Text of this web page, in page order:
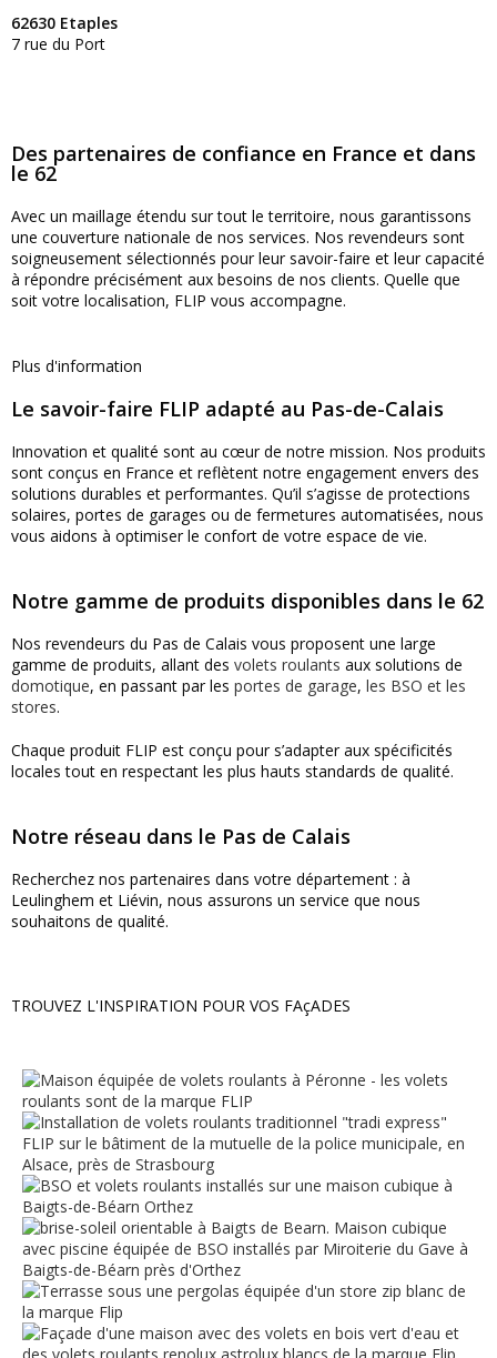
62630 Etaples
7 rue du Port
Des partenaires de confiance en France et dans
le 62
Avec un maillage étendu sur tout le territoire, nous garantissons
une couverture nationale de nos services. Nos revendeurs sont
soigneusement sélectionnés pour leur savoir-faire et leur capacité
à répondre précisément aux besoins de nos clients. Quelle que
soit votre localisation, FLIP vous accompagne.
Plus d'information
Le savoir-faire FLIP adapté au Pas-de-Calais
Innovation et qualité sont au cœur de notre mission. Nos produits
sont conçus en France et reflètent notre engagement envers des
solutions durables et performantes. Qu’il s’agisse de protections
solaires, portes de garages ou de fermetures automatisées, nous
vous aidons à optimiser le confort de votre espace de vie.
Notre gamme de produits disponibles dans le 62
Nos revendeurs du Pas de Calais vous proposent une large
gamme de produits, allant des volets roulants aux solutions de
domotique, en passant par les portes de garage, les BSO et les
stores.
Chaque produit FLIP est conçu pour s’adapter aux spécificités
locales tout en respectant les plus hauts standards de qualité.
Notre réseau dans le Pas de Calais
Recherchez nos partenaires dans votre département : à
Leulinghem et Liévin, nous assurons un service que nous
souhaitons de qualité.
TROUVEZ L'INSPIRATION POUR VOS FAçADES